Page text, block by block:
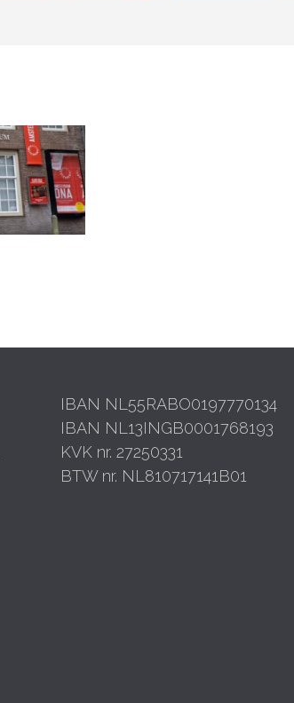
IBAN NL55RABO0197770134
IBAN NL13INGB0001768193
KVK nr. 27250331
BTW nr. NL810717141B01